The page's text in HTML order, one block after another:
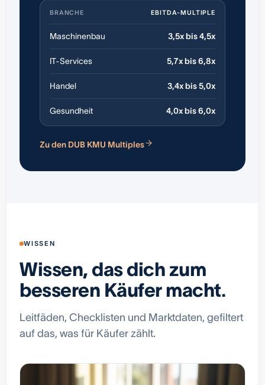
BRANCHE EBITDA-MULTIPLE
Maschinenbau 3,5x bis 4,5x
IT-Services 5,7x bis 6,8x
Handel 3,4x bis 5,0x
Gesundheit 4,0x bis 6,0x
Zu den DUB KMU Multiples
WISSEN
Wissen, das dich zum
besseren Käufer macht.
Leitfäden, Checklisten und Marktdaten, gefiltert
auf das, was für Käufer zählt.